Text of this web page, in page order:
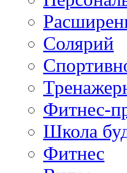
Солярий
Фитнес-
Школа
Фитнес